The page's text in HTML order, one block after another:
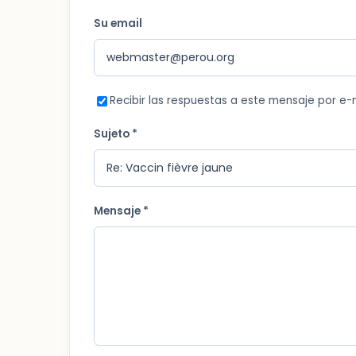
Su email
Recibir las respuestas a este mensaje por e-
Sujeto *
Mensaje *